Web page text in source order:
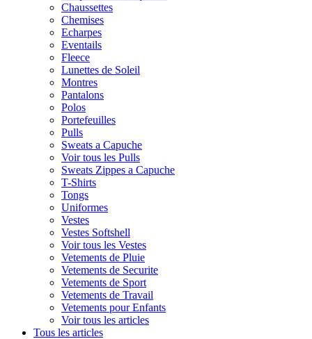
Chaussettes
Chemises
Echarpes
Eventails
Fleece
Lunettes de Soleil
Montres
Pantalons
Polos
Portefeuilles
Pulls
Sweats a Capuche
Voir tous les Pulls
Sweats Zippes a Capuche
T-Shirts
Tongs
Uniformes
Vestes
Vestes Softshell
Voir tous les Vestes
Vetements de Pluie
Vetements de Securite
Vetements de Sport
Vetements de Travail
Vetements pour Enfants
Voir tous les articles
Tous les articles